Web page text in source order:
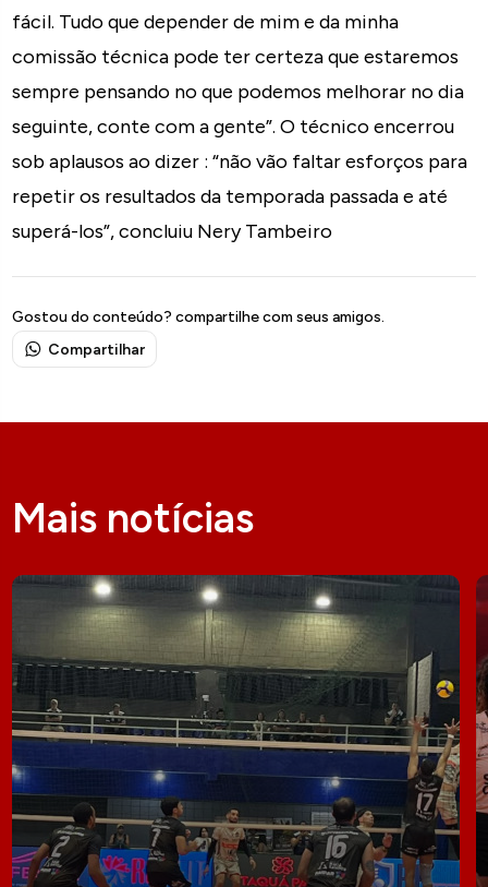
fácil. Tudo que depender de mim e da minha
comissão técnica pode ter certeza que estaremos
sempre pensando no que podemos melhorar no dia
seguinte, conte com a gente”. O técnico encerrou
sob aplausos ao dizer : “não vão faltar esforços para
repetir os resultados da temporada passada e até
superá-los”, concluiu Nery Tambeiro
Gostou do conteúdo? compartilhe com seus amigos.
Compartilhar
Mais notícias